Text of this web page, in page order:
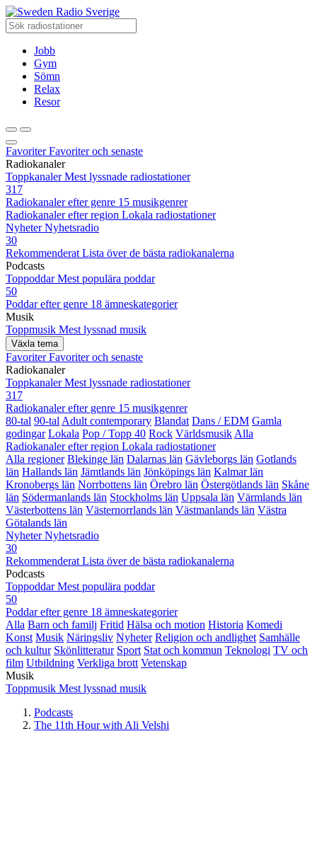
Radio Sverige
Jobb
Gym
Sömn
Relax
Resor
Favoriter Favoriter och senaste
Radiokanaler
Toppkanaler Mest lyssnade radiostationer
317
Radiokanaler efter genre 15 musikgenrer
Radiokanaler efter region Lokala radiostationer
Nyheter Nyhetsradio
30
Rekommenderat Lista över de bästa radiokanalerna
Podcasts
Toppoddar Mest populära poddar
50
Poddar efter genre 18 ämneskategorier
Musik
Toppmusik Mest lyssnad musik
Växla tema
Favoriter Favoriter och senaste
Radiokanaler
Toppkanaler Mest lyssnade radiostationer
317
Radiokanaler efter genre 15 musikgenrer
80-tal 90-tal Adult contemporary Blandat Dans / EDM Gamla
godingar Lokala Pop / Topp 40 Rock Världsmusik Alla
Radiokanaler efter region Lokala radiostationer
Alla regioner Blekinge län Dalarnas län Gävleborgs län Gotlands
län Hallands län Jämtlands län Jönköpings län Kalmar län
Kronobergs län Norrbottens län Örebro län Östergötlands län Skåne
län Södermanlands län Stockholms län Uppsala län Värmlands län
Västerbottens län Västernorrlands län Västmanlands län Västra
Götalands län
Nyheter Nyhetsradio
30
Rekommenderat Lista över de bästa radiokanalerna
Podcasts
Toppoddar Mest populära poddar
50
Poddar efter genre 18 ämneskategorier
Alla Barn och familj Fritid Hälsa och motion Historia Komedi
Konst Musik Näringsliv Nyheter Religion och andlighet Samhälle
och kultur Skönlitteratur Sport Stat och kommun Teknologi TV och
film Utbildning Verkliga brott Vetenskap
Musik
Toppmusik Mest lyssnad musik
Podcasts
The 11th Hour with Ali Velshi